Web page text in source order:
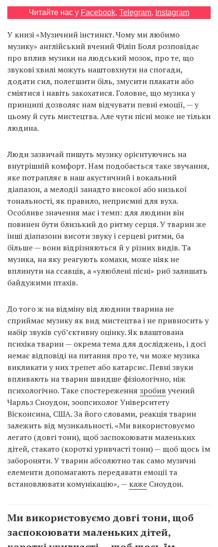
Читайте нас у Facebook, Telegram, Instagram
У книзі «Музичний інстинкт. Чому ми любимо
музику» англійський вчений Філіп Болл розповідає
про вплив музики на людський мозок, про те, що
звукові хвилі можуть наштовхнути на спогади,
додати сил, полегшити біль, змусити плакати або
сміятися і навіть закохатися. Головне, що музика у
принципі дозволяє нам відчувати певні емоції, — у
цьому й суть мистецтва. Але чути пісні може не тільки
людина.
Люди зазвичай пишуть музику орієнтуючись на
внутрішній комфорт. Нам подобається таке звучання,
яке потрапляє в наш акустичний і вокальний
діапазон, а мелодії занадто високої або низької
тональності, як правило, неприємні для вуха.
Особливе значення має і темп: для людини він
повинен бути близький до ритму серця. У тварин же
інші діапазони висоти звуку і серцеві ритми, ба
більше — вони відрізняються й у різних видів. Та
музика, на яку реагують комахи, може ніяк не
вплинути на ссавців, а «улюблені пісні» риб залишать
байдужими птахів.
До того ж на відміну від людини тварина не
сприймає музику як вид мистецтва і не привносить у
набір звуків суб’єктивну оцінку. Як влаштована
психіка тварин — окрема тема для досліджень, і досі
немає відповіді на питання про те, чи може музика
викликати у них трепет або катарсис. Певні звуки
впливають на тварин швидше фізіологічно, ніж
психологічно. Таке спостереження зробив учений
Чарльз Сноудон, зоопсихолог Університету
Вісконсина, США. За його словами, реакція тварин
залежить від музикальності. «Ми використовуємо
легато (довгі тони), щоб заспокоювати маленьких
дітей, стакато (короткі уривчасті тони) — щоб щось їм
забороняти. У тварин абсолютно так само музичні
елементи допомагають передавати емоції та
встановлювати комунікацію», — каже Сноудон.
Ми використовуємо довгі тони, щоб
заспокоювати маленьких дітей,